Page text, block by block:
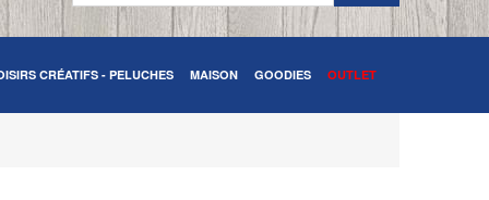
CRÉATIFS - PELUCHES MAISON GOODIES OUTLET